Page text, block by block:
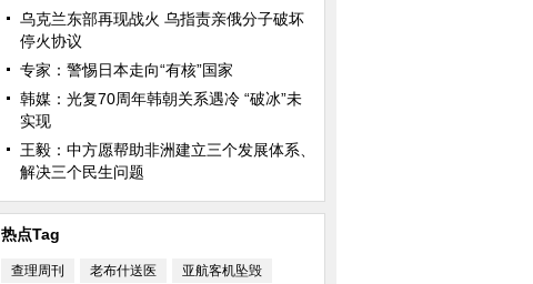
乌克兰东部再现战火 乌指责亲俄分子破坏
停火协议
专家：警惕日本走向“有核”国家
韩媒：光复70周年韩朝关系遇冷 “破冰”未
实现
王毅：中方愿帮助非洲建立三个发展体系、
解决三个民生问题
热点Tag
查理周刊 老布什送医
亚航客机坠毁